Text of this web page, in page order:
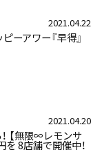
2021.04.22
ーアワー『早得』
2021.04.20
【無限∞レモンサ
を 8店舗で開催中！